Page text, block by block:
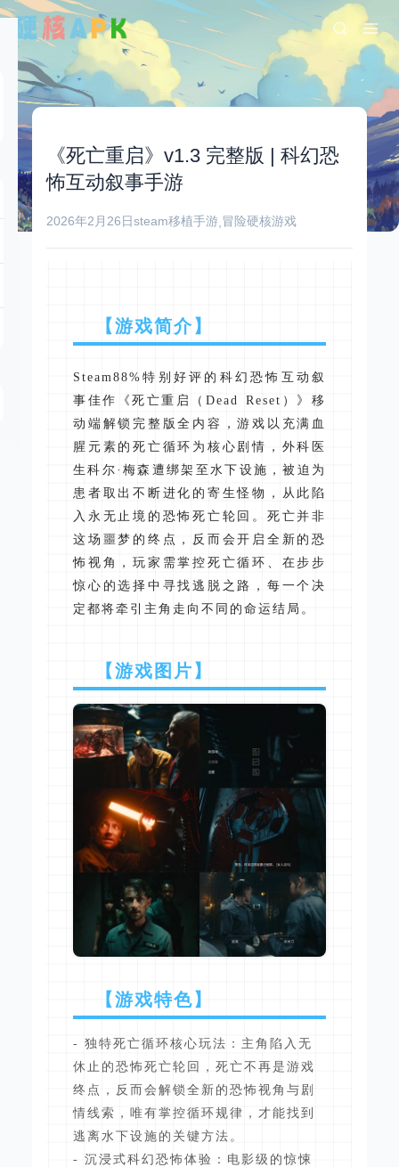
《死亡重启》v1.3 完整版 | 科幻恐
怖互动叙事手游
2026年2月26日steam移植手游 冒险硬核游戏
【游戏简介】
Steam88%特别好评的科幻恐怖互动叙
事佳作《死亡重启（Dead Reset）》移
动端解锁完整版全内容，游戏以充满血
腥元素的死亡循环为核心剧情，外科医
生科尔·梅森遭绑架至水下设施，被迫为
患者取出不断进化的寄生怪物，从此陷
入永无止境的恐怖死亡轮回。死亡并非
这场噩梦的终点，反而会开启全新的恐
怖视角，玩家需掌控死亡循环、在步步
惊心的选择中寻找逃脱之路，每一个决
定都将牵引主角走向不同的命运结局。
【游戏图片】
【游戏特色】
- 独特死亡循环核心玩法：主角陷入无
休止的恐怖死亡轮回，死亡不再是游戏
终点，反而会解锁全新的恐怖视角与剧
情线索，唯有掌控循环规律，才能找到
逃离水下设施的关键方法。
- 沉浸式科幻恐怖体验：电影级的惊悚